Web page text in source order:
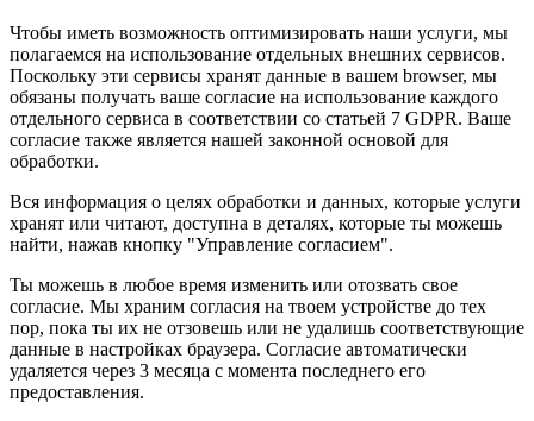
Чтобы иметь возможность оптимизировать наши услуги, мы
полагаемся на использование отдельных внешних сервисов.
Поскольку эти сервисы хранят данные в вашем browser, мы
обязаны получать ваше согласие на использование каждого
отдельного сервиса в соответствии со статьей 7 GDPR. Ваше
согласие также является нашей законной основой для
обработки.
Вся информация о целях обработки и данных, которые услуги
хранят или читают, доступна в деталях, которые ты можешь
найти, нажав кнопку "Управление согласием".
Ты можешь в любое время изменить или отозвать свое
согласие. Мы храним согласия на твоем устройстве до тех
пор, пока ты их не отзовешь или не удалишь соответствующие
данные в настройках браузера. Согласие автоматически
удаляется через 3 месяца с момента последнего его
предоставления.